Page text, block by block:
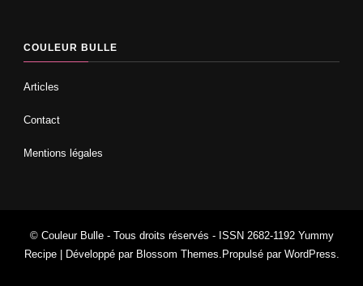
COULEUR BULLE
Articles
Contact
Mentions légales
© Couleur Bulle - Tous droits réservés - ISSN 2682-1192Yummy
Recipe | Développé par Blossom Themes .Propulsé par WordPress